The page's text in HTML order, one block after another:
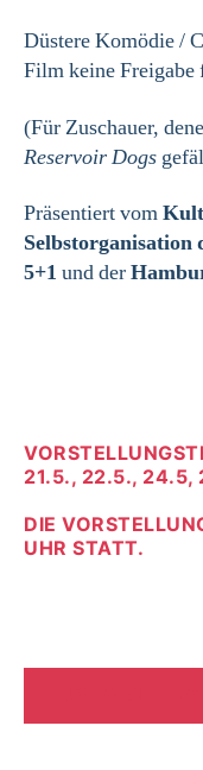
Düstere Komödie /
Film keine Freigabe
(Für Zuschauer,
Reservoir Dogs
Präsentiert vom
5+1 und der
21.5., 22.5., 24.5,
DIE
UHR STATT.